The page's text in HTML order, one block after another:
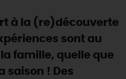
!
& AVENTURE
RATER
à la (re)découverte
sont au
famille, quelle que
saison ! Des